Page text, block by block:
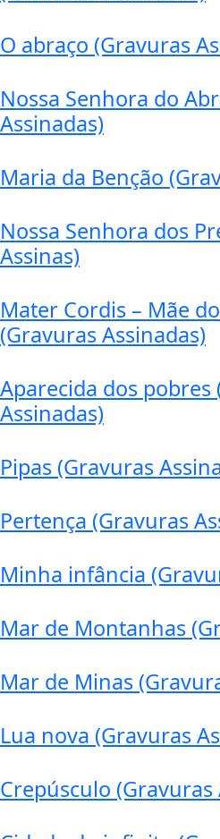
O abraço (Gravuras
Nossa Senhora do
Assinadas)
Maria da Benção
Nossa Senhora dos
Assinas)
Mater Cordis – Mãe
(Gravuras Assinadas)
Aparecida dos pobres
Assinadas)
Pipas (Gravuras
Pertença (Gravuras
Minha infância
Mar de Montanhas
Mar de Minas
Lua nova (Gravuras
Crepúsculo (Gravuras